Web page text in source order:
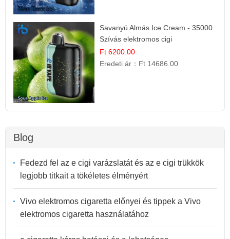
Savanyú Almás Ice Cream - 35000
Szívás elektromos cigi
Ft 6200.00
Eredeti ár： Ft 14686.00
Blog
Fedezd fel az e cigi varázslatát és az e cigi trükkök
legjobb titkait a tökéletes élményért
Vivo elektromos cigaretta előnyei és tippek a Vivo
elektromos cigaretta használatához